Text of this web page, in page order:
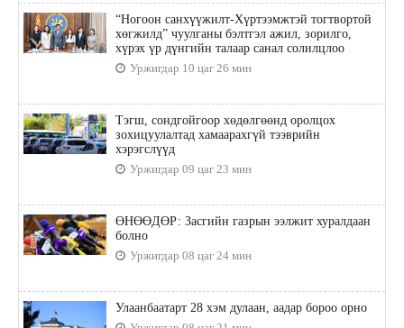
“Ногоон санхүүжилт-Хүртээмжтэй тогтвортой
хөгжилд” чуулганы бэлтгэл ажил, зорилго,
хүрэх үр дүнгийн талаар санал солилцлоо
Уржигдар 10 цаг 26 мин
Тэгш, сондгойгоор хөдөлгөөнд оролцох
зохицуулалтад хамаарахгүй тээврийн
хэрэгслүүд
Уржигдар 09 цаг 23 мин
ӨНӨӨДӨР: Засгийн газрын ээлжит хуралдаан
болно
Уржигдар 08 цаг 24 мин
Улаанбаатарт 28 хэм дулаан, аадар бороо орно